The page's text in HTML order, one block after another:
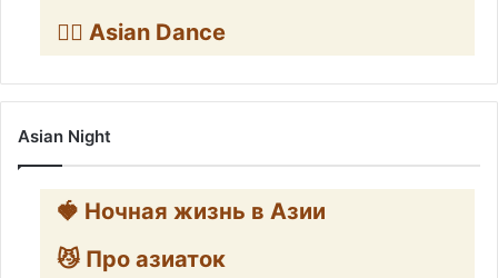
👯‍♀️ Asian Dance
Asian Night
🍓 Ночная жизнь в Азии
😼 Про азиаток